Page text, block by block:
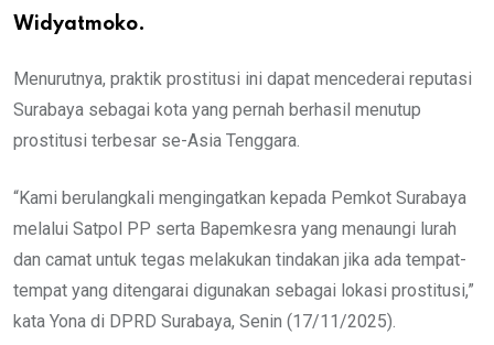
Widyatmoko.
Menurutnya, praktik prostitusi ini dapat mencederai reputasi
Surabaya sebagai kota yang pernah berhasil menutup
prostitusi terbesar se-Asia Tenggara.
“Kami berulangkali mengingatkan kepada Pemkot Surabaya
melalui Satpol PP serta Bapemkesra yang menaungi lurah
dan camat untuk tegas melakukan tindakan jika ada tempat-
tempat yang ditengarai digunakan sebagai lokasi prostitusi,”
kata Yona di DPRD Surabaya, Senin (17/11/2025).